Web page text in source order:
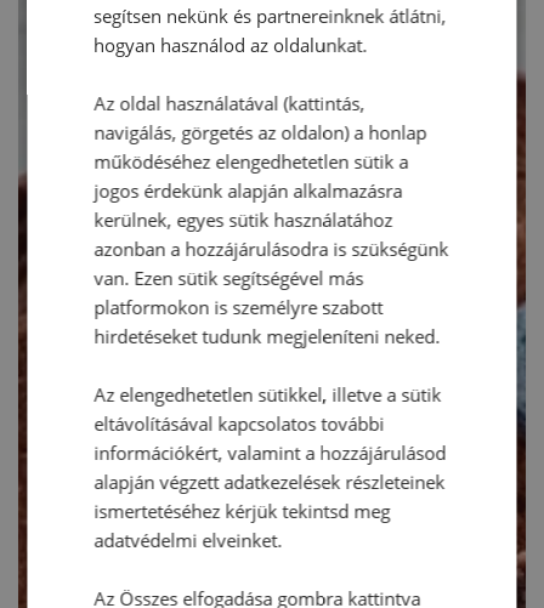
segítsen nekünk és partnereinknek átlátni,
hogyan használod az oldalunkat.
Az oldal használatával (kattintás,
navigálás, görgetés az oldalon) a honlap
működéséhez elengedhetetlen sütik a
jogos érdekünk alapján alkalmazásra
kerülnek, egyes sütik használatához
azonban a hozzájárulásodra is szükségünk
van. Ezen sütik segítségével más
platformokon is személyre szabott
hirdetéseket tudunk megjeleníteni neked.
Az elengedhetetlen sütikkel, illetve a sütik
eltávolításával kapcsolatos további
információkért, valamint a hozzájárulásod
alapján végzett adatkezelések részleteinek
ismertetéséhez kérjük tekintsd meg
adatvédelmi elveinket.
Az Összes elfogadása gombra kattintva